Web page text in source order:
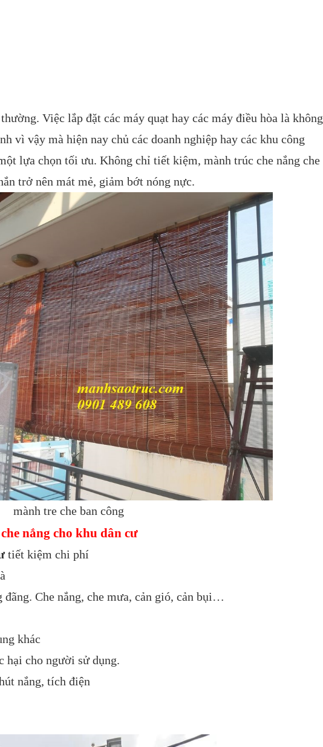
Việc lắp đặt các máy quạt hay các máy điều hòa là không
vì vậy mà hiện nay chủ các doanh nghiệp hay các khu công
lựa chọn tối ưu. Không chỉ tiết kiệm, mành trúc che nắng che
trở nên mát mẻ, giảm bớt nóng nực.
mành tre che ban công
nắng cho khu dân cư
tiết kiệm chi phí
Che nắng, che mưa, cản gió, cản bụi…
khác
hại cho người sử dụng.
nắng, tích điện